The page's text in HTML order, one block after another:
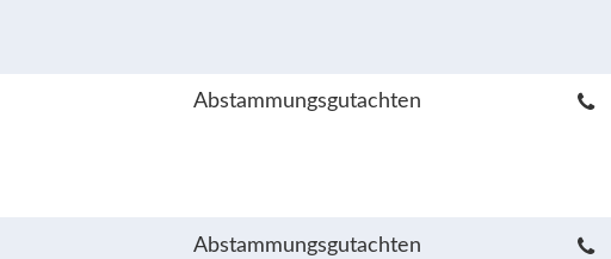
Abstammungsgutachten
Abstammungsgutachten